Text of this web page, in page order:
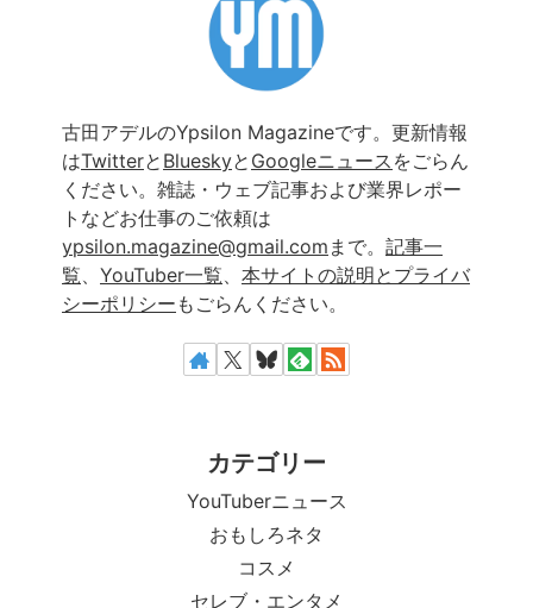
古田アデルのYpsilon Magazineです。更新情報
はTwitterと Blueskyと Googleニュース をごらん
ください。雑誌・ウェブ記事および業界レポー
トなどお仕事のご依頼は
ypsilon.magazine@gmail.com まで。 記事一
覧、 YouTuber一覧、 本サイトの説明とプライバ
シーポリシー もごらんください。
カテゴリー
YouTuberニュース
おもしろネタ
コスメ
セレブ・エンタメ